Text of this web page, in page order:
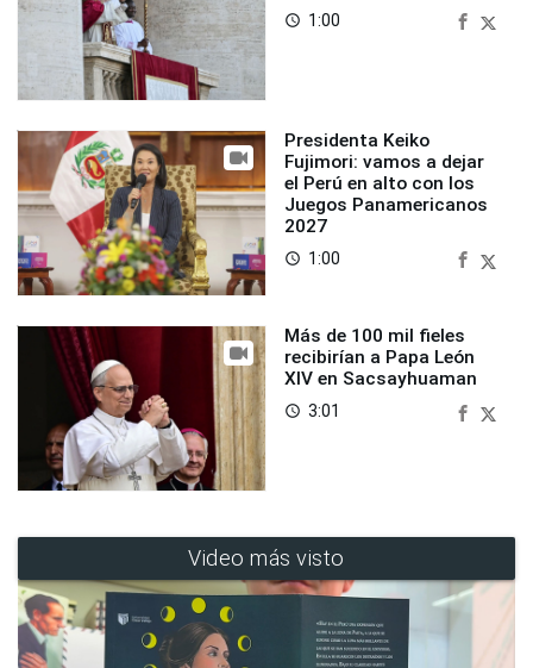
access_time 1:00
Presidenta Keiko
Fujimori: vamos a dejar
el Perú en alto con los
Juegos Panamericanos
2027
access_time 1:00
Más de 100 mil fieles
recibirían a Papa León
XIV en Sacsayhuaman
access_time 3:01
Video más visto